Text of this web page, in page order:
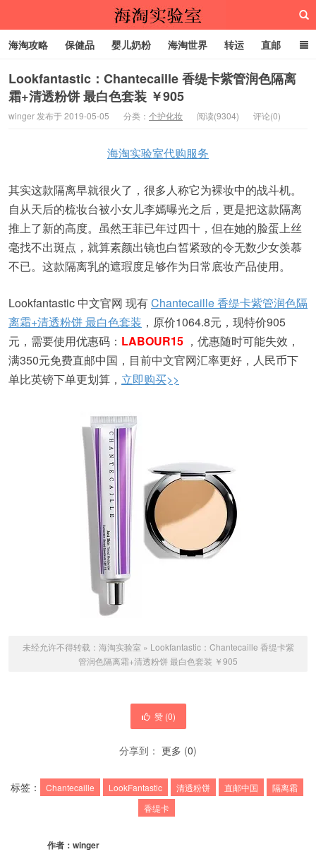
海淘实验室
海淘攻略 保健品 婴儿奶粉 海淘世界 转运 直邮
代购服务
Lookfantastic：Chantecaille 香缇卡紫管润色隔离
霜+清透粉饼 最白色套装 ￥905
winger 发布于 2019-05-05 分类： 个护化妆 阅读(9304) 评论(0)
海淘实验室代购服务
其实这款隔离早就很火了，很多人称它为裸妆中的战斗机。
自从天后的梳妆台被小女儿李嫣曝光之后，更是把这款隔离
推上了新的高度。虽然王菲已年过四十，但在她的脸蛋上丝
毫找不出斑点，就算素颜出镜也白皙紧致的令无数少女羡慕
不已。这款隔离乳的遮瑕度足够作为日常底妆产品使用。
Lookfantastic 中文官网 现有Chantecaille 香缇卡紫管润色隔
离霜+清透粉饼 最白色套装 ，原价1064.8元，现特价905
元，需要使用优惠码： LABOUR15 ，优惠随时可能失效，
满350元免费直邮中国，目前中文官网汇率更好，人民币下
单比英镑下单更划算， 立即购买>>
未经允许不得转载： 海淘实验室 » Lookfantastic：Chantecaille 香缇卡紫
管润色隔离霜+清透粉饼 最白色套装 ￥905
赞 (0)
分享到： 更多 (0)
标签： Chantecaille LookFantastic 清透粉饼 直邮中国
隔离霜
香缇卡
作者： winger